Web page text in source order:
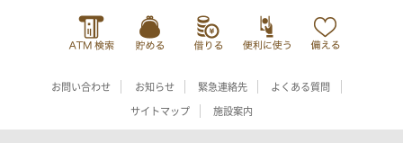
お問い合わせ お知らせ 緊急連絡先 よくある質問
サイトマップ 施設案内